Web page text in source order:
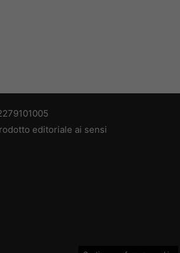
editoriale ai sensi